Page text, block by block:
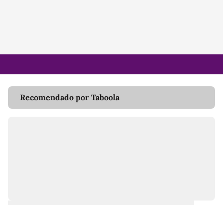
Recomendado por Taboola